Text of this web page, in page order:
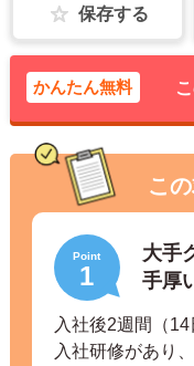
保存する
かんたん無料
こ
Point
1
大手
手厚
入社後2週間（
入社研修があり